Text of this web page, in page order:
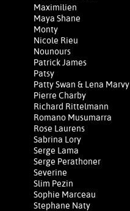
Maximilien
Maya Shane
Monty
Nicole Rieu
Nounours
Patrick James
Patsy
Patty Swan & Lena Marvy
Pierre Charby
Richard Rittelmann
Romano Musumarra
Rose Laurens
Sabrina Lory
Serge Lama
Serge Perathoner
Severine
Slim Pezin
Sophie Marceau
Stephane Naty